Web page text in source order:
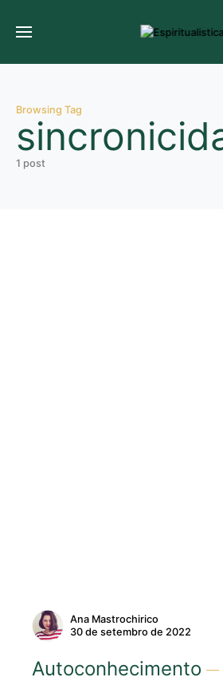
Browsing Tag
1 post
Ana Mastrochirico
30 de setembro de 2022
Autoconhecimento